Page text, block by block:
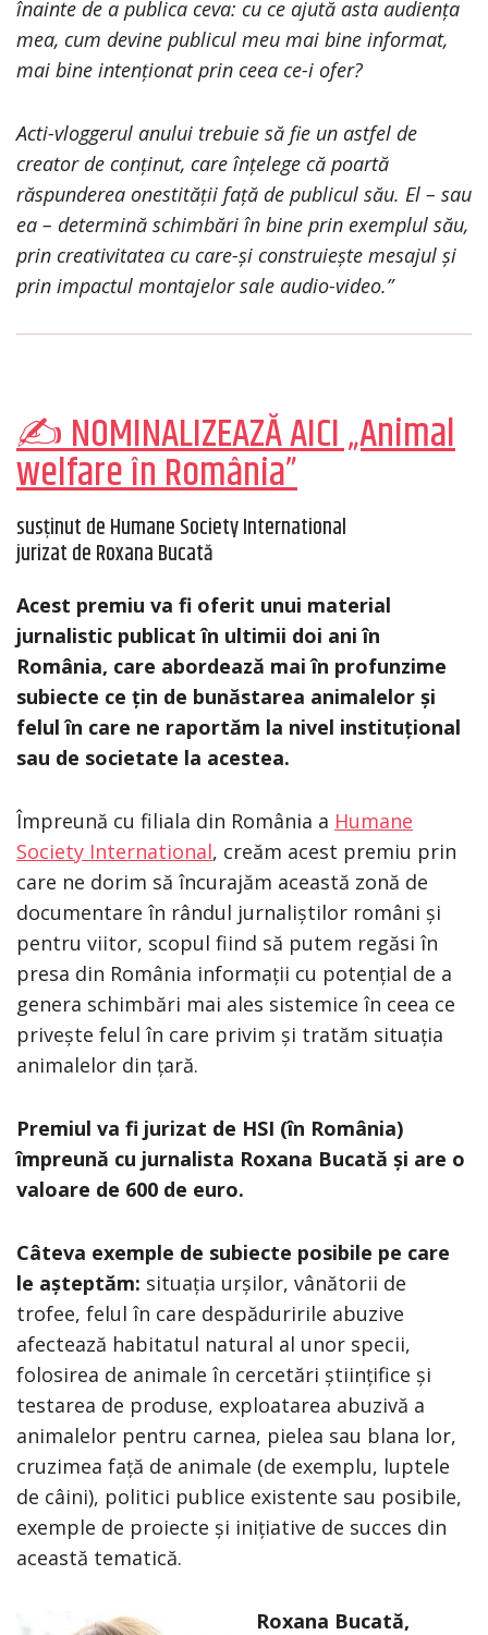
înainte de a publica ceva: cu ce ajută asta audiența
mea, cum devine publicul meu mai bine informat,
mai bine intenționat prin ceea ce-i ofer?
Acti-vloggerul anului trebuie să fie un astfel de
creator de conținut, care înțelege că poartă
răspunderea onestității față de publicul său. El – sau
ea – determină schimbări în bine prin exemplul său,
prin creativitatea cu care-și construiește mesajul și
prin impactul montajelor sale audio-video.”
✍ NOMINALIZEAZĂ AICI „Animal
welfare în România”
susținut de Humane Society International
jurizat de Roxana Bucată
Acest premiu va fi oferit unui material
jurnalistic publicat în ultimii doi ani în
România, care abordează mai în profunzime
subiecte ce țin de bunăstarea animalelor și
felul în care ne raportăm la nivel instituțional
sau de societate la acestea.
Împreună cu filiala din România a Humane
Society International, creăm acest premiu prin
care ne dorim să încurajăm această zonă de
documentare în rândul jurnaliștilor români și
pentru viitor, scopul fiind să putem regăsi în
presa din România informații cu potențial de a
genera schimbări mai ales sistemice în ceea ce
privește felul în care privim și tratăm situația
animalelor din țară.
Premiul va fi jurizat de HSI (în România)
împreună cu jurnalista Roxana Bucată și are o
valoare de 600 de euro.
Câteva exemple de subiecte posibile pe care
le așteptăm: situația urșilor, vânătorii de
trofee, felul în care despăduririle abuzive
afectează habitatul natural al unor specii,
folosirea de animale în cercetări științifice și
testarea de produse, exploatarea abuzivă a
animalelor pentru carnea, pielea sau blana lor,
cruzimea față de animale (de exemplu, luptele
de câini), politici publice existente sau posibile,
exemple de proiecte și inițiative de succes din
această tematică.
Roxana Bucată,